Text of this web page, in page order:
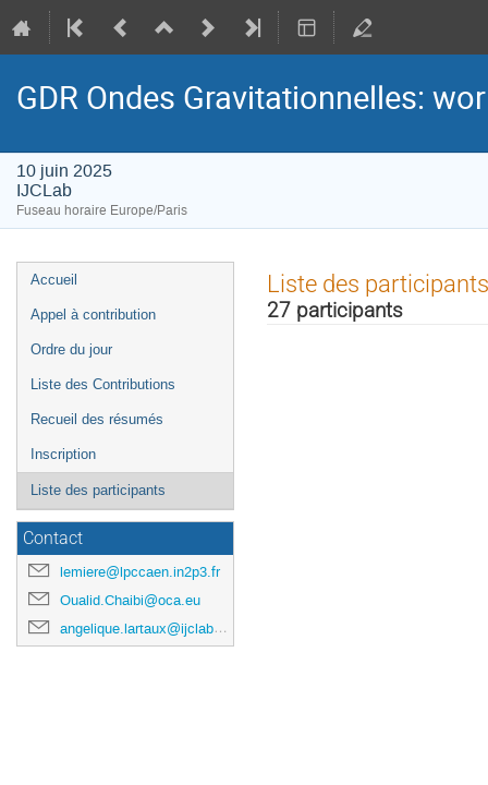
GDR Ondes Gravitationnelles:
10 juin 2025
IJCLab
Fuseau horaire Europe/Paris
Menu
de
Accueil
Appel à contribution
Ordre du jour
Liste des Contributions
Recueil des résumés
Inscription
Liste des participants
Contact
lemiere@lpccaen.in2p3.fr
Oualid.Chaibi@oca.eu
angelique.lartaux@ijclab.in2p3.fr
Liste des participants
27 participants